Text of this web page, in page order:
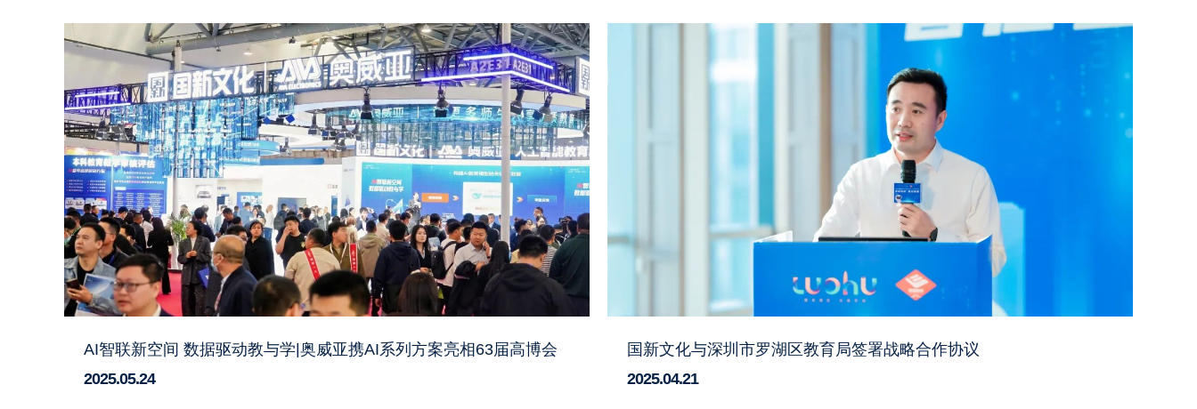
AI智联新空间 数据驱动教与学|奥威亚携AI系列方案亮相63届高博会
2025.05.24
国新文化与深圳市罗湖区教育局签署战略合作协议
2025.04.21